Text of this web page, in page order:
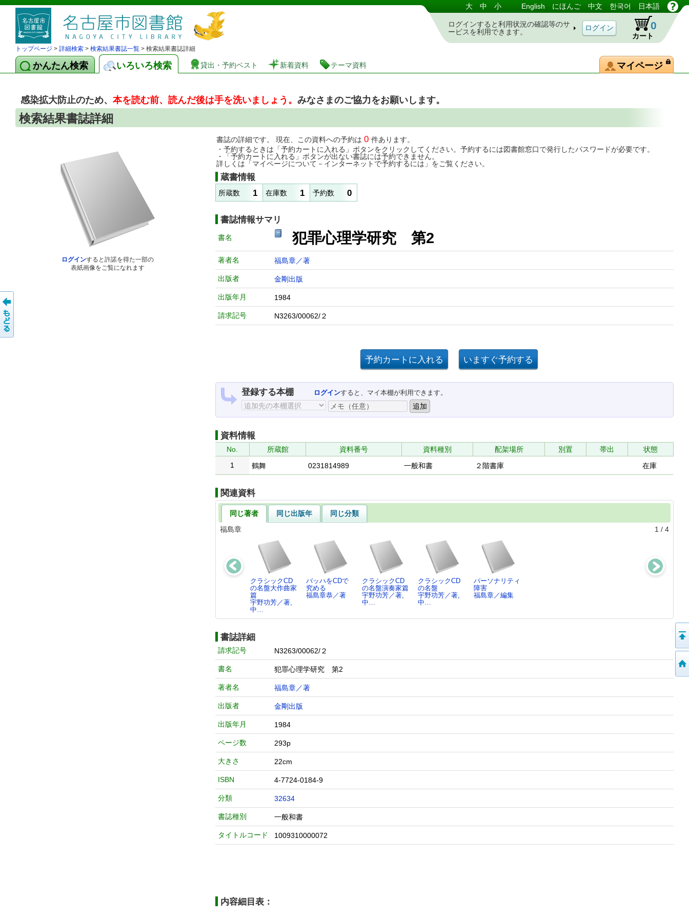
図書館 蔵書検索・予約システム 大 中 小 English にほんご 中文 한국어 日本語
ログインすると利用状況の確認等のサ
ービスを利用できます。
カート
0
トップページ > 詳細検索 > 検索結果書誌一覧 > 検索結果書誌詳細
かんたん検索 いろいろ検索 貸出・予約ベスト 新着資料 テーマ資料 マイページ
感染拡大防止のため、 本を読む前、読んだ後は手を洗いましょう。 みなさまのご協力をお願いします。
検索結果書誌詳細
ログインすると許諾を得た一部の
表紙画像をご覧になれます
書誌の詳細です。 現在、この資料への予約は 0 件あります。
・予約するときは「予約カートに入れる」ボタンをクリックしてください。予約するには図書館窓口で発行したパスワードが必要です。
・「予約カートに入れる」ボタンが出ない書誌には予約できません。
詳しくは「マイページについて－インターネットで予約するには」をご覧ください。
蔵書情報
所蔵数 1 在庫数 1 予約数 0
書誌情報サマリ
書名 犯罪心理学研究 第2
著者名 福島章／著
出版者 金剛出版
出版年月 1984
請求記号 N3263/00062/２
登録する本棚 ログインすると、マイ本棚が利用できます。
資料情報
No. 所蔵館 資料番号 資料種別 配架場所 別置 帯出
状態
1
鶴舞 0231814989 一般和書 ２階書庫 在庫
関連資料
同じ著者 同じ出版年
同じ分類
福島章
1 / 4
クラシックCD
の名盤大作曲家
篇
宇野功芳／著,
中…
バッハをCDで
究める
福島章恭／著
クラシックCD
の名盤演奏家篇
宇野功芳／著,
中…
クラシックCD
の名盤
宇野功芳／著,
中…
パーソナリティ
障害
福島章／編集
書誌詳細
請求記号 N3263/00062/２
書名 犯罪心理学研究 第2
著者名 福島章／著
出版者 金剛出版
出版年月 1984
ページ数 293p
大きさ 22cm
ISBN 4-7724-0184-9
分類 32634
書誌種別 一般和書
タイトルコード 1009310000072
内容細目表：